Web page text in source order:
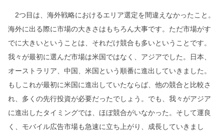
2つ目は、海外戦略におけるエリア選定を間違えなかったこと。
海外に出る際に市場の大きさはもちろん大事です。ただ市場がす
でに大きいということは、それだけ競合も多いということです。
我々が最初に選んだ市場は米国ではなく、アジアでした。日本、
オーストラリア、中国、米国という順番に進出していきました。
もしこれが最初に米国に進出していたならば、他の競合と比較さ
れ、多くの先行投資が必要だったでしょう。でも、我々がアジア
に進出したタイミングでは、ほぼ競合がいなかった。そして運良
く、モバイル広告市場も急速に立ち上がり、成長していきまし